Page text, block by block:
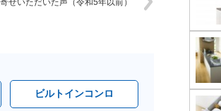
せいただいた声（令和5年以前）
ビルトインコンロ